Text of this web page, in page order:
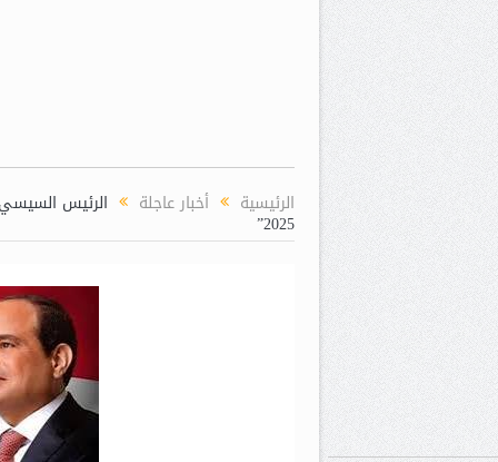
الرئيسية أخبار عاجلة الرئيس
2025”